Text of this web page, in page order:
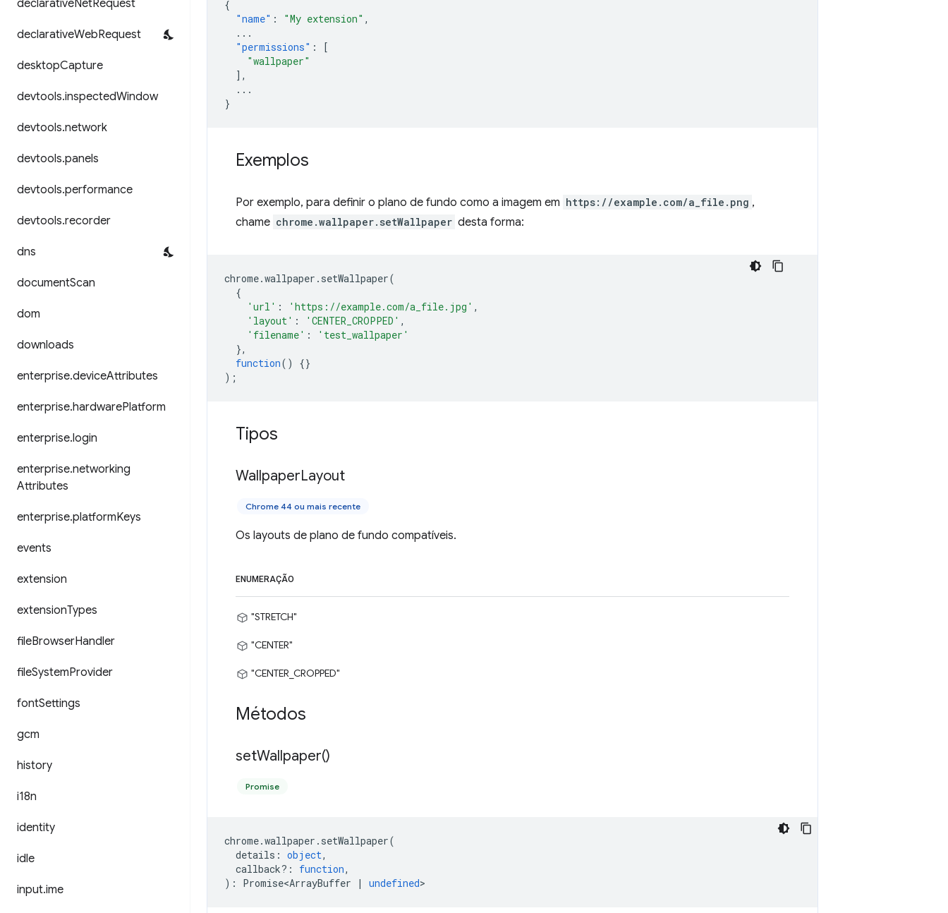
declarativeNetRequest
declarativeWebRequest
desktopCapture
devtools.inspectedWindow
devtools.network
devtools.panels
devtools.performance
devtools.recorder
dns
documentScan
dom
downloads
enterprise.deviceAttributes
enterprise.hardwarePlatform
enterprise.login
enterprise.networking
Attributes
enterprise.platformKeys
events
extension
extensionTypes
fileBrowserHandler
fileSystemProvider
fontSettings
gcm
history
i18n
identity
idle
input.ime
{
"name" : "My extension" ,
...
"permissions" :
[
"wallpaper"
],
...
}
Exemplos
Por exemplo, para definir o plano de fundo como a imagem em https://example.com/a_file.png ,
chame chrome.wallpaper.setWallpaper desta forma:
chrome.wallpaper . setWallpaper(
{
'url' : 'https://example.com/a_file.jpg' ,
'layout' : 'CENTER_CROPPED' ,
'filename' :
'test_wallpaper'
},
function()
{}
);
Tipos
WallpaperLayout
Chrome 44 ou mais recente
Os layouts de plano de fundo compatíveis.
ENUMERAÇÃO
"STRETCH"
"CENTER"
"CENTER_CROPPED"
Métodos
setWallpaper()
Promise
chrome.wallpaper . setWallpaper(
details : object,
callback? : function,
) : Promise<ArrayBuffer | undefined>